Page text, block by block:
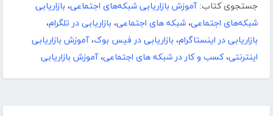
جستجوی کتاب: آموزش بازاریابی شبکه‌های اجتماعی، بازاریابی
شبکه‌های اجتماعی، شبکه های اجتماعی، بازاریابی در تلگرام،
بازاریابی در اینستاگرام، بازاریابی در فیس بوک،آموزش بازاریابی
اینترنتی،کسب و کار در شبکه های اجتماعی،آموزش بازاریابی